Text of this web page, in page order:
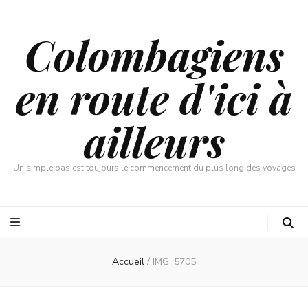
Colombagiens
en route d'ici à
ailleurs
Un simple pas est toujours le commencement du plus long des voyages
Accueil / IMG_5705